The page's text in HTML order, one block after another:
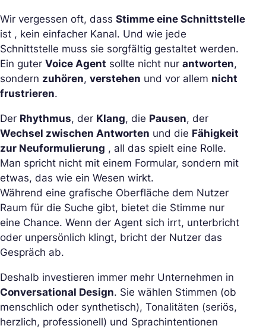
Wir vergessen oft, dass Stimme eine Schnittstelle
ist , kein einfacher Kanal. Und wie jede
Schnittstelle muss sie sorgfältig gestaltet werden.
Ein guter Voice Agent sollte nicht nur antworten,
sondern zuhören, verstehen und vor allem nicht
frustrieren.
Der Rhythmus, der Klang, die Pausen, der
Wechsel zwischen Antworten und die Fähigkeit
zur Neuformulierung , all das spielt eine Rolle.
Man spricht nicht mit einem Formular, sondern mit
etwas, das wie ein Wesen wirkt.
Während eine grafische Oberfläche dem Nutzer
Raum für die Suche gibt, bietet die Stimme nur
eine Chance. Wenn der Agent sich irrt, unterbricht
oder unpersönlich klingt, bricht der Nutzer das
Gespräch ab.
Deshalb investieren immer mehr Unternehmen in
Conversational Design. Sie wählen Stimmen (ob
menschlich oder synthetisch), Tonalitäten (seriös,
herzlich, professionell) und Sprachintentionen